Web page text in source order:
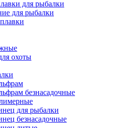
для рыбалки
для рыбалки
охоты
безнасадочные
для рыбалки
безнасадочные